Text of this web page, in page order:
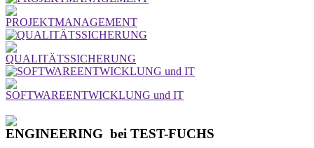
PROJEKTMANAGEMENT
QUALITÄTSSICHERUNG
SOFTWAREENTWICKLUNG und IT
ENGINEERING bei TEST-FUCHS